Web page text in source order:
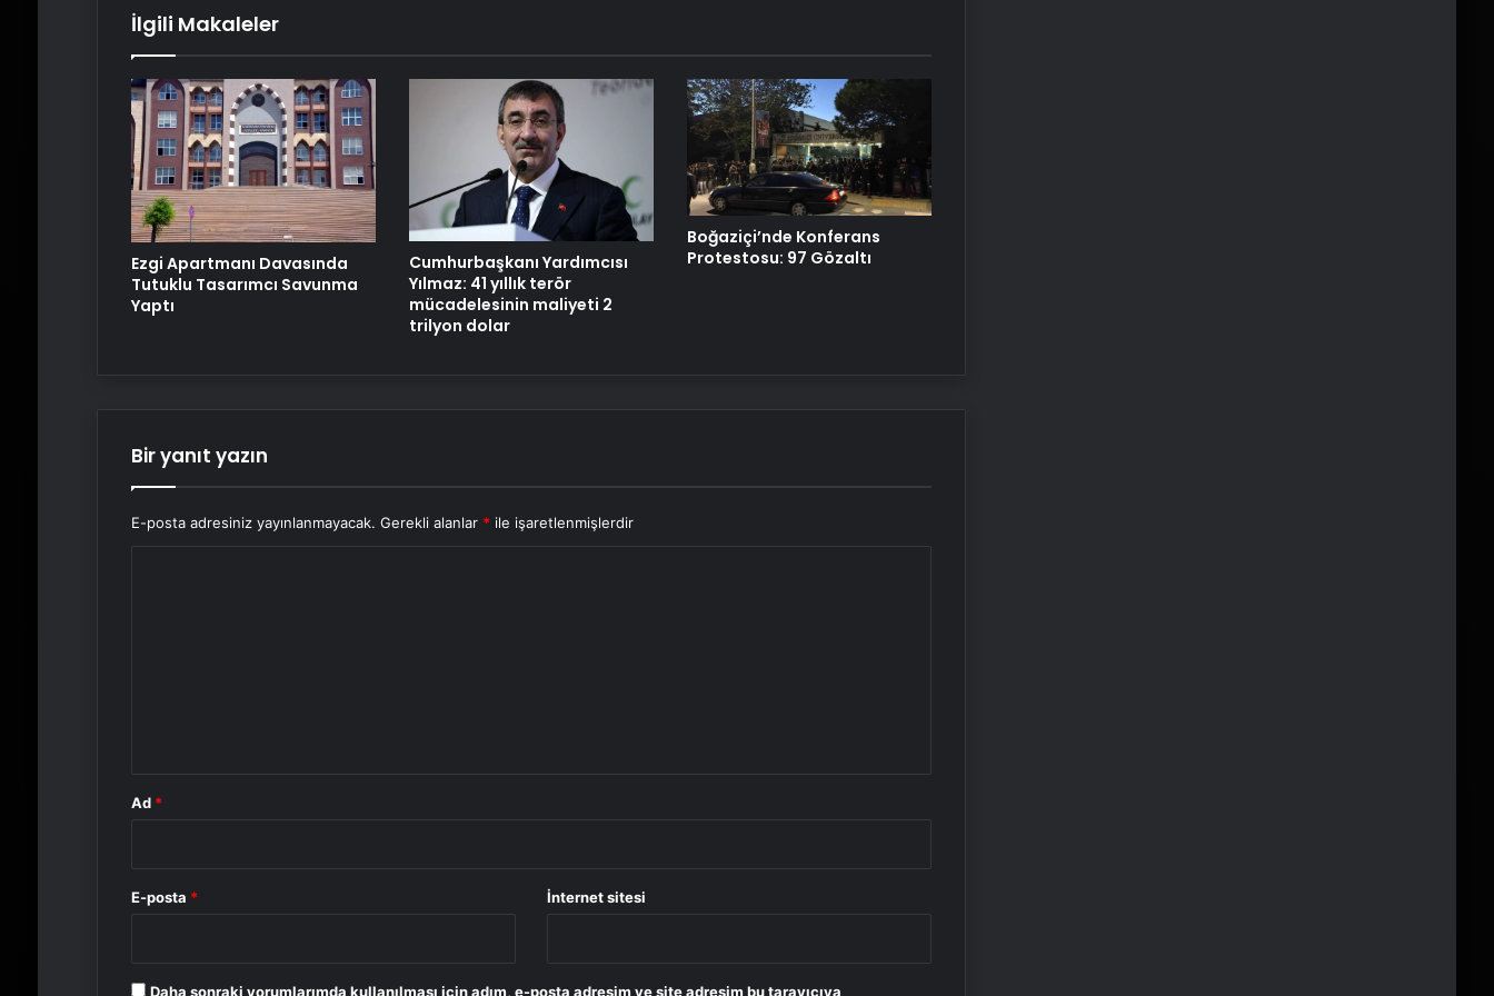
Hizmetleri
ABD’den Türkiye’ye füze satışı onayı
İlgili Makaleler
Ezgi Apartmanı Davasında
Tutuklu Tasarımcı Savunma
Yaptı
Cumhurbaşkanı Yardımcısı
Yılmaz: 41 yıllık terör
mücadelesinin maliyeti 2
trilyon dolar
Boğaziçi’nde Konferans
Protestosu: 97 Gözaltı
Bir yanıt yazın
E-posta adresiniz yayınlanmayacak. Gerekli alanlar * ile işaretlenmişlerdir
Ad *
E-posta * İnternet sitesi
Daha sonraki yorumlarımda kullanılması için adım, e-posta adresim ve site adresim bu tarayıcıya